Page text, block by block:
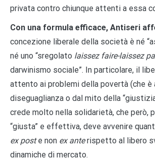
privata contro chiunque attenti a essa
Con una formula efficace, Antiseri
concezione liberale della società è né
né uno “sregolato laissez faire-laissez
darwinismo sociale”. In particolare, il
attento ai problemi della povertà (che è
diseguaglianza o dal mito della
crede molto nella solidarietà, che però,
“giusta” e effettiva, deve avvenire
ex poste non ex anterispetto al libero
dinamiche di mercato.